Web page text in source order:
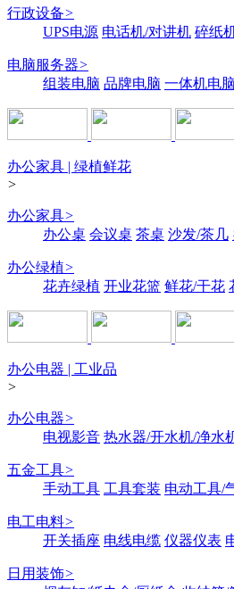
行政设备>
UPS电源 电话机/对讲机 碎纸
电脑服务器>
组装电脑 品牌电脑 一体机电脑
办公家具 | 绿植鲜花
>
办公家具>
办公桌 会议桌 茶桌 沙发/茶几
办公绿植>
花卉绿植 开业花篮 鲜花/干花
办公电器 | 工业品
>
办公电器>
电视影音 热水器/开水机/净水
五金工具>
手动工具 工具套装 电动工具/
电工电料>
开关插座 电线电缆 仪器仪表
日用装饰>